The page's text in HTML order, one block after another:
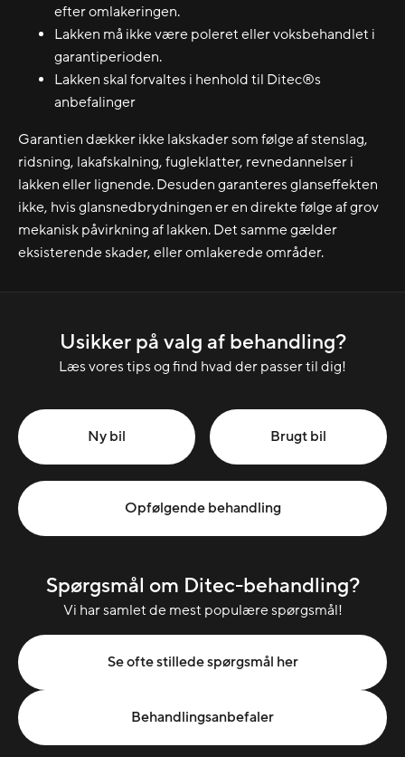
efter omlakeringen.
Lakken må ikke være poleret eller voksbehandlet i
garantiperioden.
Lakken skal forvaltes i henhold til Ditec®s
anbefalinger
Garantien dækker ikke lakskader som følge af stenslag,
ridsning, lakafskalning, fugleklatter, revnedannelser i
lakken eller lignende. Desuden garanteres glanseffekten
ikke, hvis glansnedbrydningen er en direkte følge af grov
mekanisk påvirkning af lakken. Det samme gælder
eksisterende skader, eller omlakerede områder.
Usikker på valg af behandling?
Læs vores tips og find hvad der passer til dig!
Ny bil Brugt bil
Opfølgende behandling
Spørgsmål om Ditec-behandling?
Vi har samlet de mest populære spørgsmål!
Se ofte stillede spørgsmål her
Behandlingsanbefaler